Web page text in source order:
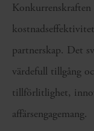
partnerskap. Det
värdefull tillgång
tillförlitlighet,
affärsengagemang.